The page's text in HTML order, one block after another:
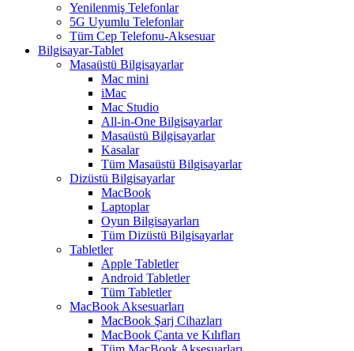
Yenilenmiş Telefonlar
5G Uyumlu Telefonlar
Tüm Cep Telefonu-Aksesuar
Bilgisayar-Tablet
Masaüstü Bilgisayarlar
Mac mini
iMac
Mac Studio
All-in-One Bilgisayarlar
Masaüstü Bilgisayarlar
Kasalar
Tüm Masaüstü Bilgisayarlar
Dizüstü Bilgisayarlar
MacBook
Laptoplar
Oyun Bilgisayarları
Tüm Dizüstü Bilgisayarlar
Tabletler
Apple Tabletler
Android Tabletler
Tüm Tabletler
MacBook Aksesuarları
MacBook Şarj Cihazları
MacBook Çanta ve Kılıfları